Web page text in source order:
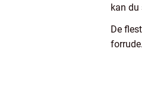
kan du
De
forrude.